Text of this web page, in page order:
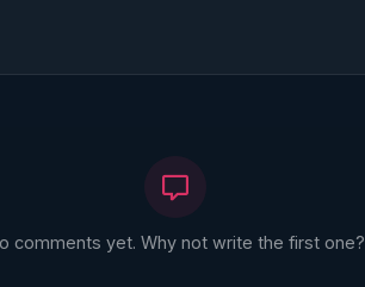
comments yet. Why not write the first one?